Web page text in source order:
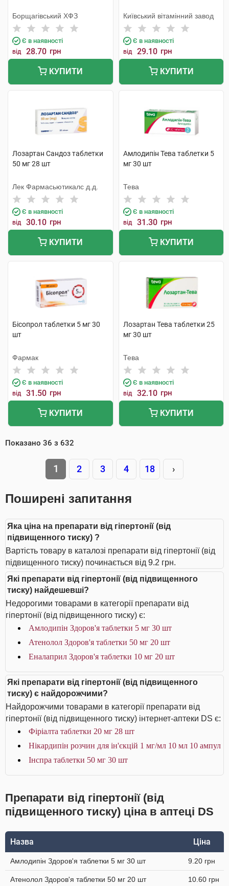
Борщагівський ХФЗ
Є в наявності
від 28.70 грн
КУПИТИ
Київський вітамінний завод
Є в наявності
від 29.10 грн
КУПИТИ
Лозартан Сандоз таблетки
50 мг 28 шт
Лек Фармасьютикалс д.д.
Є в наявності
від 30.10 грн
КУПИТИ
Амлодипін Тева таблетки 5
мг 30 шт
Тева
Є в наявності
від 31.30 грн
КУПИТИ
Бісопрол таблетки 5 мг 30
шт
Фармак
Є в наявності
від 31.50 грн
КУПИТИ
Лозартан Тева таблетки 25
мг 30 шт
Тева
Є в наявності
від 32.10 грн
КУПИТИ
Показано 36 з 632
1 2 3 4 18 ›
Поширені запитання
Яка ціна на препарати від гіпертонії (від
підвищенного тиску) ?
Вартість товару в каталозі препарати від гіпертонії (від
підвищенного тиску) починається від 9.2 грн.
Які препарати від гіпертонії (від підвищенного
тиску) найдешевші?
Недорогими товарами в категорії препарати від
гіпертонії (від підвищенного тиску) є:
Амлодипін Здоров'я таблетки 5 мг 30 шт
Атенолол Здоров'я таблетки 50 мг 20 шт
Еналаприл Здоров'я таблетки 10 мг 20 шт
Які препарати від гіпертонії (від підвищенного
тиску) є найдорожчими?
Найдорожчими товарами в категорії препарати від
гіпертонії (від підвищенного тиску) інтернет-аптеки DS є:
Фіріалта таблетки 20 мг 28 шт
Нікардипін розчин для ін'єкцій 1 мг/мл 10 мл 10 ампул
Інспра таблетки 50 мг 30 шт
Препарати від гіпертонії (від
підвищенного тиску) ціна в аптеці DS
Назва Ціна
Амлодипін Здоров'я таблетки 5 мг 30 шт 9.20 грн
Атенолол Здоров'я таблетки 50 мг 20 шт 10.60 грн